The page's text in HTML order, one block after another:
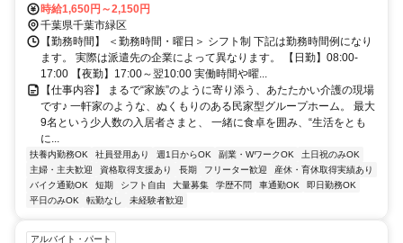
時給1,650円～2,150円
千葉県千葉市緑区
【勤務時間】 ＜勤務時間・曜日＞ シフト制 下記は勤務時間例になり
ます。 実際は派遣先の企業によって異なります。 【日勤】08:00-
17:00 【夜勤】17:00～翌10:00 実働時間や曜...
【仕事内容】 まるで“家族”のように寄り添う、あたたかい介護の現場
です♪ 一軒家のような、ぬくもりのある民家型グループホーム。 最大
9名という少人数の入居者さまと、 一緒に食卓を囲み、“生活をとも
に...
扶養内勤務OK 社員登用あり 週1日からOK 副業・WワークOK
土日祝のみOK
主婦・主夫歓迎
資格取得支援あり 長期 フリーター歓迎
産休・育休取得実績あり
バイク通勤OK
短期 シフト自由 大量募集 学歴不問 車通勤OK
即日勤務OK
平日のみOK
転勤なし 未経験者歓迎
アルバイト・パート